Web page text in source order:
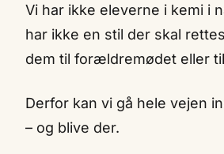
Vi har ikke eleverne i kemi i
har ikke en stil der skal
dem til forældremødet eller
Derfor kan vi gå hele vejen
– og blive der.